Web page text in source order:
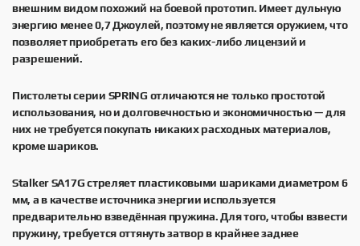
внешним видом похожий на боевой прототип. Имеет дульную
энергию менее 0,7 Джоулей, поэтому не является оружием, что
позволяет приобретать его без каких-либо лицензий и
разрешений.
Пистолеты серии SPRING отличаются не только простотой
использования, но и долговечностью и экономичностью — для
них не требуется покупать никаких расходных материалов,
кроме шариков.
Stalker SA17G стреляет пластиковыми шариками диаметром 6
мм, а в качестве источника энергии используется
предварительно взведённая пружина. Для того, чтобы взвести
пружину, требуется оттянуть затвор в крайнее заднее